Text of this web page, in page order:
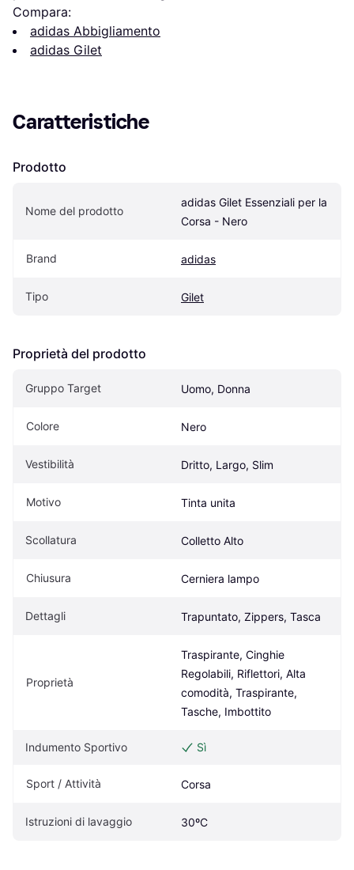
Compara:
adidas Abbigliamento
adidas Gilet
Caratteristiche
Prodotto
Nome del prodotto
adidas Gilet Essenziali per la
Corsa - Nero
Brand adidas
Tipo Gilet
Proprietà del prodotto
Gruppo Target Uomo, Donna
Colore Nero
Vestibilità Dritto, Largo, Slim
Motivo Tinta unita
Scollatura Colletto Alto
Chiusura Cerniera lampo
Dettagli Trapuntato, Zippers, Tasca
Proprietà
Traspirante, Cinghie
Regolabili, Riflettori, Alta
comodità, Traspirante,
Tasche, Imbottito
Indumento Sportivo Sì
Sport / Attività Corsa
Istruzioni di lavaggio 30ºC